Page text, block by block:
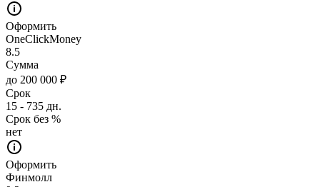
Оформить
OneClickMoney
8.5
Сумма
до 200 000 ₽
Срок
15 - 735 дн.
Срок без %
нет
Оформить
Финмолл